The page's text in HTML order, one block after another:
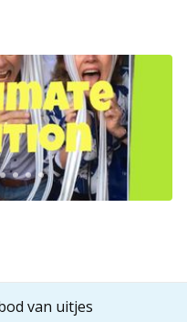
van uitjes